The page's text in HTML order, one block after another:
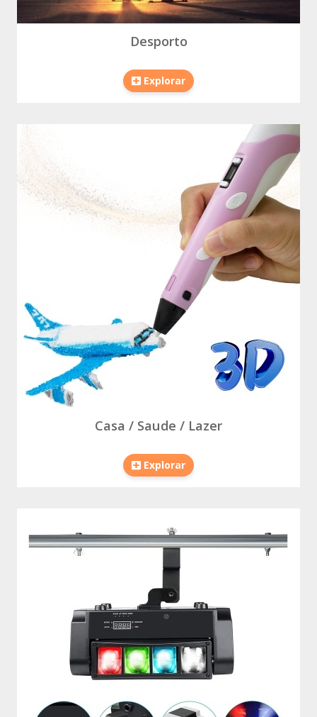
Desporto
Explorar
Casa / Saude / Lazer
Explorar